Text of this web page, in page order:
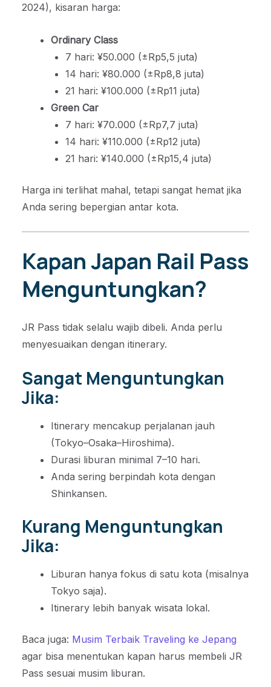
2024), kisaran harga:
Ordinary Class
7 hari: ¥50.000 (±Rp5,5 juta)
14 hari: ¥80.000 (±Rp8,8 juta)
21 hari: ¥100.000 (±Rp11 juta)
Green Car
7 hari: ¥70.000 (±Rp7,7 juta)
14 hari: ¥110.000 (±Rp12 juta)
21 hari: ¥140.000 (±Rp15,4 juta)
Harga ini terlihat mahal, tetapi sangat hemat jika
Anda sering bepergian antar kota.
Kapan Japan Rail Pass
Menguntungkan?
JR Pass tidak selalu wajib dibeli. Anda perlu
menyesuaikan dengan itinerary.
Sangat Menguntungkan
Jika:
Itinerary mencakup perjalanan jauh
(Tokyo–Osaka–Hiroshima).
Durasi liburan minimal 7–10 hari.
Anda sering berpindah kota dengan
Shinkansen.
Kurang Menguntungkan
Jika:
Liburan hanya fokus di satu kota (misalnya
Tokyo saja).
Itinerary lebih banyak wisata lokal.
Baca juga: Musim Terbaik Traveling ke Jepang
agar bisa menentukan kapan harus membeli JR
Pass sesuai musim liburan.